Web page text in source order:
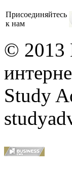
Присоединяйтесь
к нам
© 2013
Study